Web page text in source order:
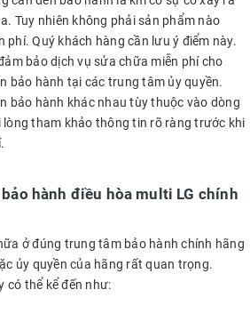
Tuy nhiên không phải sản phẩm nào
phí. Quý khách hàng cần lưu ý điểm này.
bảo dịch vụ sửa chữa miễn phí cho
bảo hành tại các trung tâm ủy quyền.
bảo hành khác nhau tùy thuộc vào dòng
lòng tham khảo thông tin rõ ràng trước khi
hành điều hòa multi LG chính
ở đúng trung tâm bảo hành chính hãng
ủy quyền của hãng rất quan trọng.
có thể kể đến như: